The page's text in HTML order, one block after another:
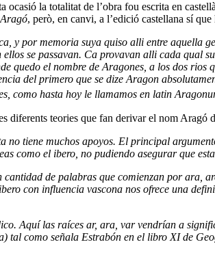
ocasió la totalitat de l’obra fou escrita en
Aragó, però, en canvi, a l’edició castellana sí
y por memoria suya quiso alli entre aquella
se passavan. Ca provavan alli cada qual
el nombre de Aragones, a los dos rios
del primero que se dize Aragon
como hasta hoy le llamamos en latin
diferents teories que fan derivar el nom Aragó
tiene muchos apoyos. El principal
como el ibero, no pudiendo asegurar que
de palabras que comienzan por ara,
con influencia vascona nos ofrece una
Aquí las raíces ar, ara, var vendrían a
tal como señala Estrabón en el libro XI de